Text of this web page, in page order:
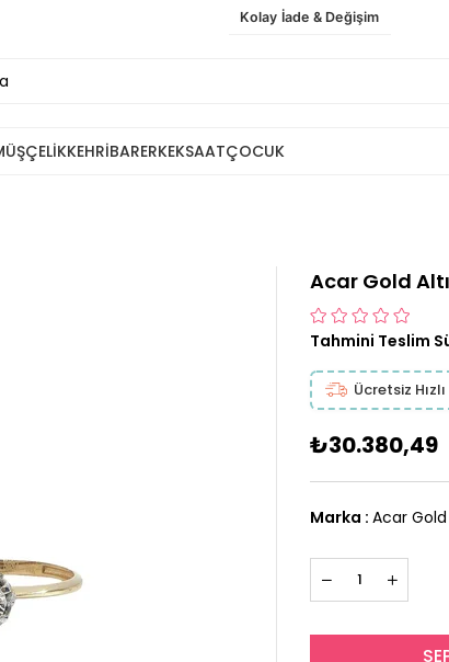
Kolay İade & Değişim
ÇELİKKEHRİBARERKEKSAATÇOCUK
Acar Gold
Tahmini Teslim
Ücretsiz
₺30.380,49
Marka : Acar Gold